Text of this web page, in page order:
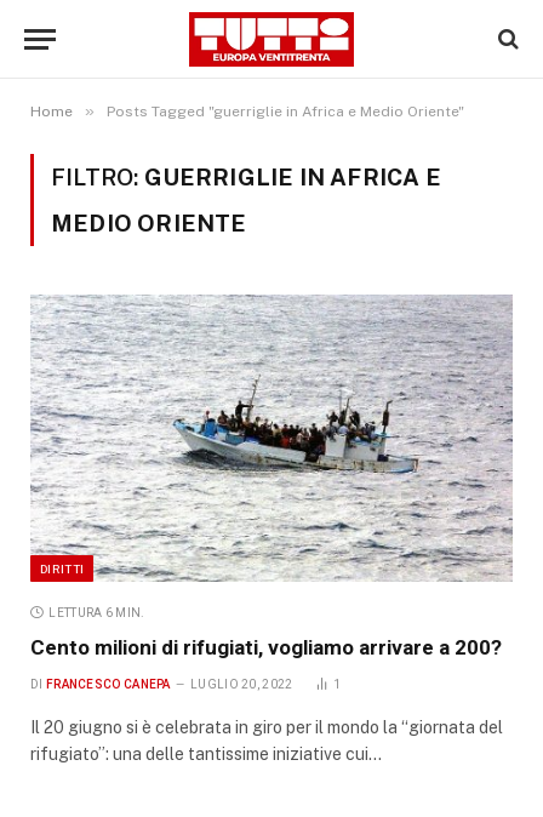
Home » Posts Tagged "guerriglie in Africa e Medio Oriente"
FILTRO: GUERRIGLIE IN AFRICA E
MEDIO ORIENTE
DIRITTI
LETTURA 6 MIN.
Cento milioni di rifugiati, vogliamo arrivare a 200?
DI FRANCESCO CANEPA LUGLIO 20, 2022 1
Il 20 giugno si è celebrata in giro per il mondo la “giornata del
rifugiato”: una delle tantissime iniziative cui…